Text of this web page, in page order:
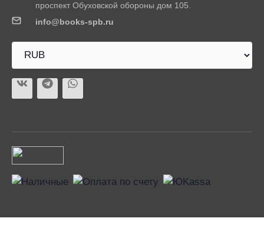
проспект Обуховской обороны дом 105.
info@books-spb.ru